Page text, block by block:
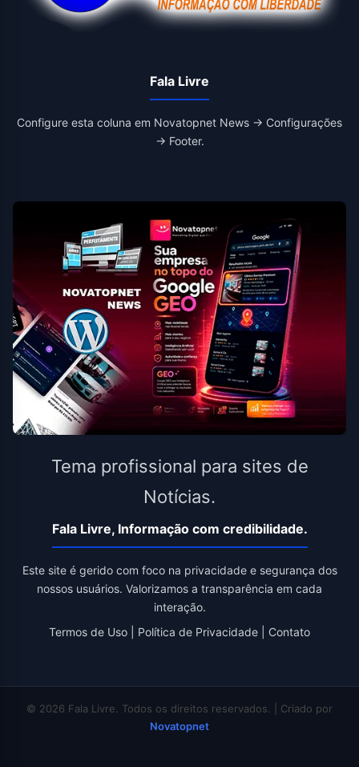
Fala Livre
Configure esta coluna em Novatopnet News → Configurações
→ Footer.
Tema profissional para sites de
Notícias.
Fala Livre, Informação com credibilidade.
Este site é gerido com foco na privacidade e segurança dos
nossos usuários. Valorizamos a transparência em cada
interação.
Termos de Uso
Política de Privacidade Contato
© 2026 Fala Livre. Todos os direitos reservados. | Criado por
Novatopnet